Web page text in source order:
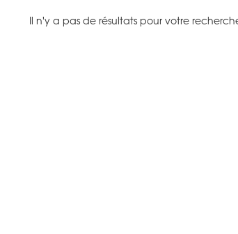
Il n'y a pas de résultats pour votre